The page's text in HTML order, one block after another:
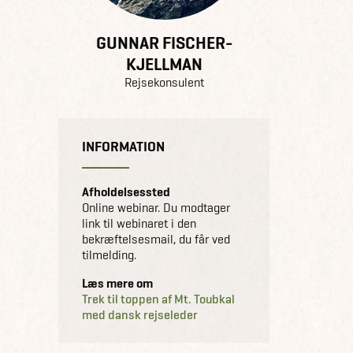
GUNNAR FISCHER-
KJELLMAN
Rejsekonsulent
INFORMATION
Afholdelsessted
Online webinar. Du modtager
link til webinaret i den
bekræftelsesmail, du får ved
tilmelding.
Læs mere om
Trek til toppen af Mt. Toubkal
med dansk rejseleder